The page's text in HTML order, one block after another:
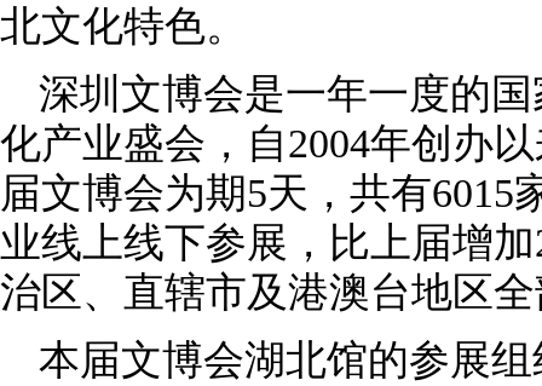
北文化特色。
深圳文博会是一年一度的
化产业盛会，自2004年创办
届文博会为期5天，共有6015
业线上线下参展，比上届增
治区、直辖市及港澳台地区
本届文博会湖北馆的参展